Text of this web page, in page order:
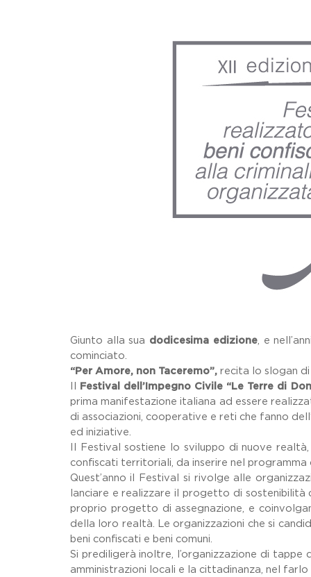
Giunto alla sua dodicesima edizione, e
cominciato.
“Per Amore, non Taceremo”,recita lo slogan di
Festival dell’Impegno Civile “Le Terre di
prima manifestazione italiana ad essere
di associazioni, cooperative e reti che fanno
ed iniziative.
Il Festival sostiene lo sviluppo di nuove
confiscati territoriali, da inserire nel programma
Quest’anno il Festival si rivolge alle
lanciare e realizzare il progetto di sostenibilità
proprio progetto di assegnazione, e
della loro realtà. Le organizzazioni che si
beni confiscati e beni comuni.
Si prediligerà inoltre, l’organizzazione di tappe
amministrazioni locali e la cittadinanza, nel